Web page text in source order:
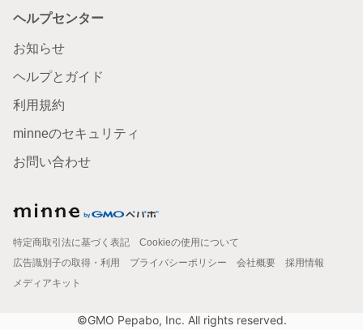
ヘルプセンター
お知らせ
ヘルプとガイド
利用規約
minneのセキュリティ
お問い合わせ
特定商取引法に基づく表記
Cookieの使用について
広告識別子の取得・利用
プライバシーポリシー 会社概要
採用情報
メディアキット
©GMO Pepabo, Inc. All rights reserved.